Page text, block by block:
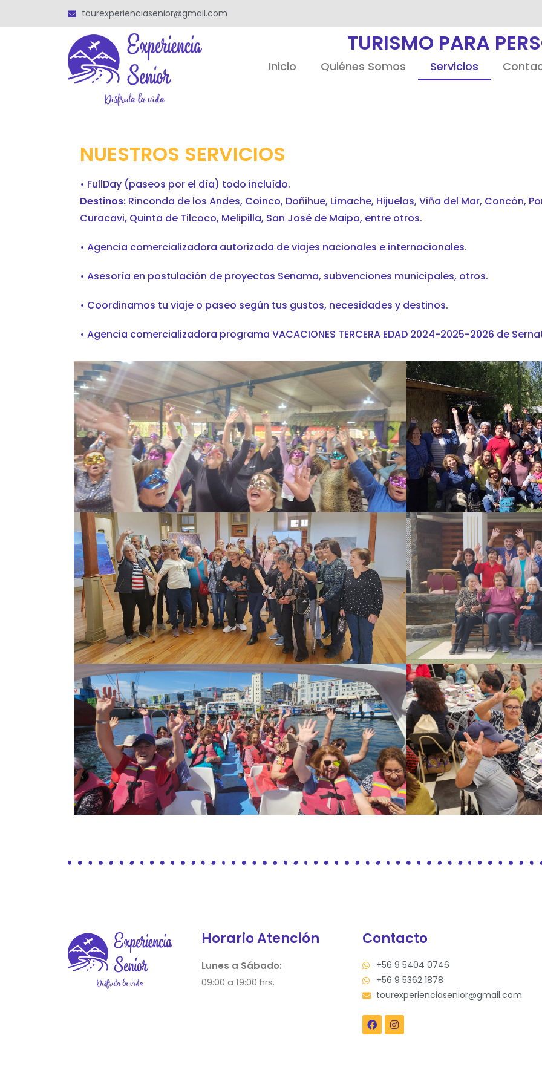
tourexperienciasenior@gmail.com
TURISMO PARA
Inicio Quiénes Somos Servicios
NUESTROS SERVICIOS
• FullDay (paseos por el día) todo incluído.
Destinos: Rinconda de los Andes, Coinco, Doñihue, Limache, Hijuelas, Viña del Mar, Concón,
Curacavi, Quinta de Tilcoco, Melipilla, San José de Maipo, entre otros.
• Agencia comercializadora autorizada de viajes nacionales e internacionales.
• Asesoría en postulación de proyectos Senama, subvenciones municipales, otros.
• Coordinamos tu viaje o paseo según tus gustos, necesidades y destinos.
• Agencia comercializadora programa VACACIONES TERCERA EDAD 2024-2025-2026 de
Horario Atención
Lunes a Sábado:
09:00 a 19:00 hrs.
Contacto
+56 9 5404 0746
+56 9 5362 1878
tourexperienciasenior@gmail.com